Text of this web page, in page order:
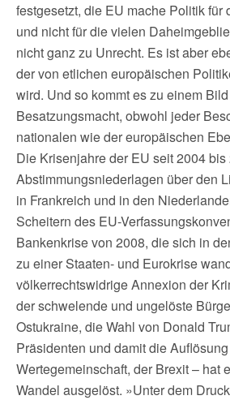
festgesetzt, die EU mache Politik für
und nicht für die vielen
nicht ganz zu Unrecht. Es ist aber
der von etlichen europäischen
wird. Und so kommt es zu einem
Besatzungsmacht, obwohl jeder
nationalen wie der europäischen
Die Krisenjahre der EU seit 2004 bis
Abstimmungsniederlagen über den
in Frankreich und in den
Scheitern des EU-
Bankenkrise von 2008, die sich in
zu einer Staaten- und Eurokrise
völkerrechtswidrige Annexion der
der schwelende und ungelöste
Ostukraine, die Wahl von Donald
Präsidenten und damit die
Wertegemeinschaft, der Brexit – hat
Wandel ausgelöst. »Unter dem